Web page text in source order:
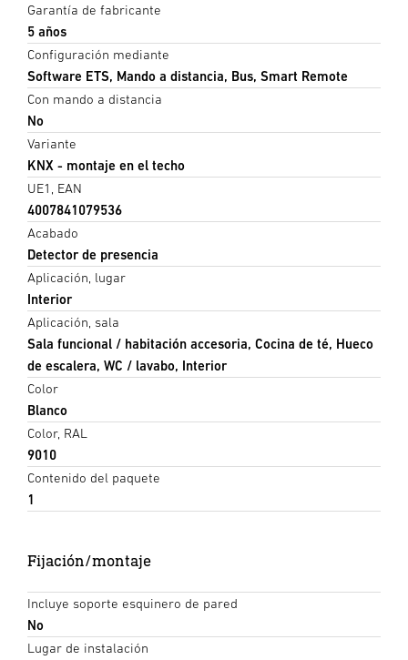
Garantía de fabricante
5 años
Configuración mediante
Software ETS, Mando a distancia, Bus, Smart Remote
Con mando a distancia
No
Variante
KNX - montaje en el techo
UE1, EAN
4007841079536
Acabado
Detector de presencia
Aplicación, lugar
Interior
Aplicación, sala
Sala funcional / habitación accesoria, Cocina de té, Hueco
de escalera, WC / lavabo, Interior
Color
Blanco
Color, RAL
9010
Contenido del paquete
1
Fijación/montaje
Incluye soporte esquinero de pared
No
Lugar de instalación